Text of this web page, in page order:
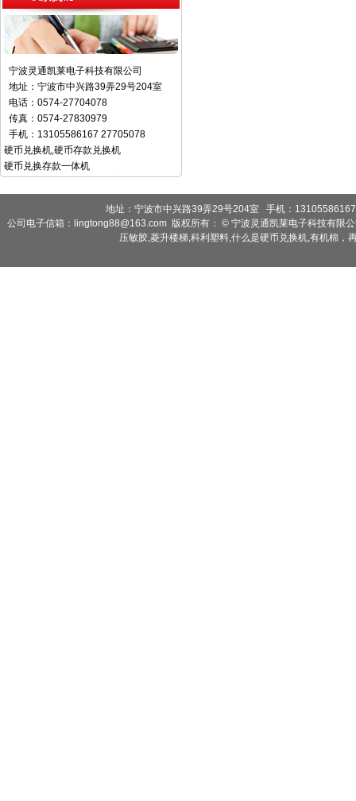
宁波灵通凯莱电子科技有限公司
地址：宁波市中兴路39弄29号204室
电话：0574-27704078
传真：0574-27830979
手机：13105586167 27705078
硬币兑换机,硬币存款兑换机
硬币兑换存款一体机
地址：宁波市中兴路39弄29号204室 手机：
公司电子信箱：lingtong88@163.com 版权所有： © 宁波灵通凯莱电子科技有限
压敏胶,菱升楼梯,科利塑料,什么是硬币兑换机,有机棉，